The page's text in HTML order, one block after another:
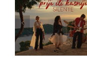
Silente objavio novi
singl “Prije ili kasnije”